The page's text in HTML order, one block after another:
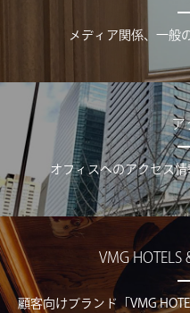
メディア関係、一般
ア
オフィスへのアクセス
VMG HOTELS
顧客向けブランド「VMG